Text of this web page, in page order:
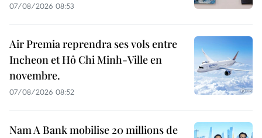
07/08/2026 08:53
Air Premia reprendra ses vols entre
Incheon et Hô Chi Minh-Ville en
novembre.
07/08/2026 08:52
Nam A Bank mobilise 20 millions de